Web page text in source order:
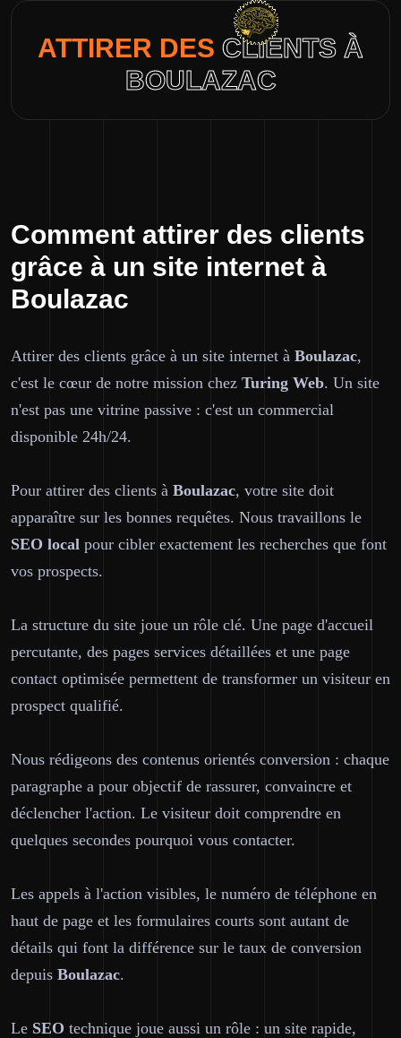
ATTIRER DES CLIENTS À
BOULAZAC
Comment attirer des clients
grâce à un site internet à
Boulazac
Attirer des clients grâce à un site internet à Boulazac,
c'est le cœur de notre mission chez Turing Web. Un site
n'est pas une vitrine passive : c'est un commercial
disponible 24h/24.
Pour attirer des clients à Boulazac, votre site doit
apparaître sur les bonnes requêtes. Nous travaillons le
SEO local pour cibler exactement les recherches que font
vos prospects.
La structure du site joue un rôle clé. Une page d'accueil
percutante, des pages services détaillées et une page
contact optimisée permettent de transformer un visiteur en
prospect qualifié.
Nous rédigeons des contenus orientés conversion : chaque
paragraphe a pour objectif de rassurer, convaincre et
déclencher l'action. Le visiteur doit comprendre en
quelques secondes pourquoi vous contacter.
Les appels à l'action visibles, le numéro de téléphone en
haut de page et les formulaires courts sont autant de
détails qui font la différence sur le taux de conversion
depuis Boulazac.
Le SEO technique joue aussi un rôle : un site rapide,